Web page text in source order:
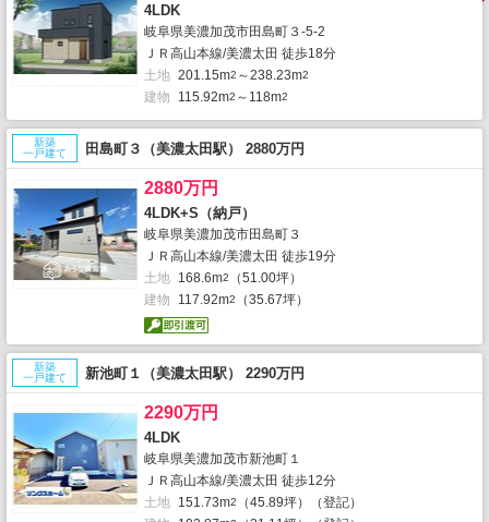
4LDK
岐阜県美濃加茂市田島町３-5-2
ＪＲ高山本線/美濃太田 徒歩18分
土地 201.15m2 ～238.23m2
建物 115.92m2 ～118m2
新築
一戸建て
田島町３（美濃太田駅） 2880万円
2880万円
4LDK+S（納戸）
岐阜県美濃加茂市田島町３
ＪＲ高山本線/美濃太田 徒歩19分
土地 168.6m2
（51.00坪）
建物
117.92m2 （35.67坪）
新築
一戸建て
新池町１（美濃太田駅） 2290万円
2290万円
4LDK
岐阜県美濃加茂市新池町１
ＪＲ高山本線/美濃太田 徒歩12分
土地 151.73m2
（45.89坪）（登記）